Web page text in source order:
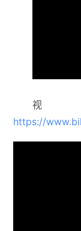
视
https://